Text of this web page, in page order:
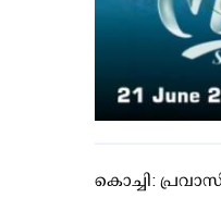
കൊച്ചി: